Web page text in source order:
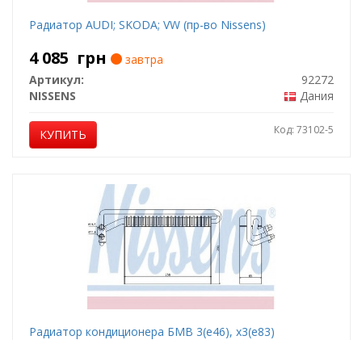
Радиатор AUDI; SKODA; VW (пр-во Nissens)
4 085 грн
завтра
Артикул:
92272
NISSENS
Дания
КУПИТЬ Код: 73102-5
Радиатор кондиционера БМВ 3(е46), х3(е83)